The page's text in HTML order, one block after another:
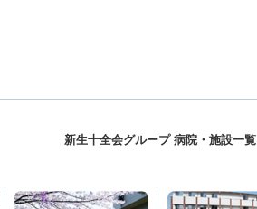
新生十全会グループ 病院・施設一覧